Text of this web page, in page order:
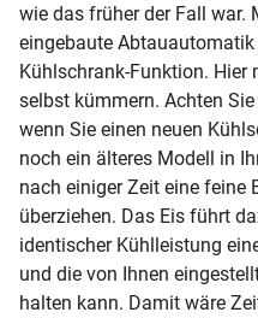
wie das früher der Fall war.
eingebaute
Kühlschrank-Funktion. Hier
selbst kümmern. Achten
wenn Sie einen neuen
noch ein älteres Modell in
nach einiger Zeit eine feine
überziehen. Das Eis führt
identischer Kühlleistung
und die von Ihnen
halten kann. Damit wäre